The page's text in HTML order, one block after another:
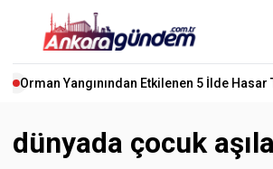
dünyada çocuk